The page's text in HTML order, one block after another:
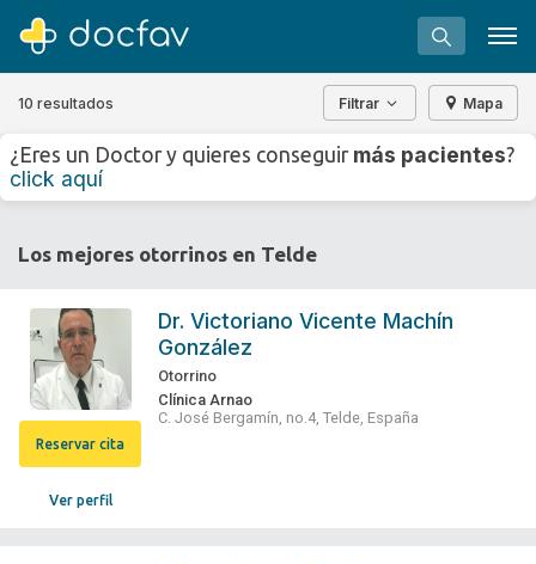
Software para clínicas
¿Eres un doctor?
10 resultados Filtrar Mapa
¿Eres un Doctor y quieres conseguir más pacientes?
click aquí
Los mejores otorrinos en Telde
Ver perfil
Reservar cita
Dr.Victoriano Vicente Machín
González
Otorrino
Clínica Arnao
C. José Bergamín, no.4, Telde, España
+ −
⇧
»
©OpenStreetMapcontributors.